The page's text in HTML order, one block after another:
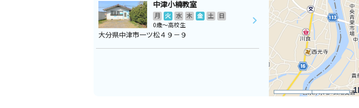
中津小楠教室
月 火 水 木 金 土
日
0歳～高校生
大分県中津市一ツ松４９－９